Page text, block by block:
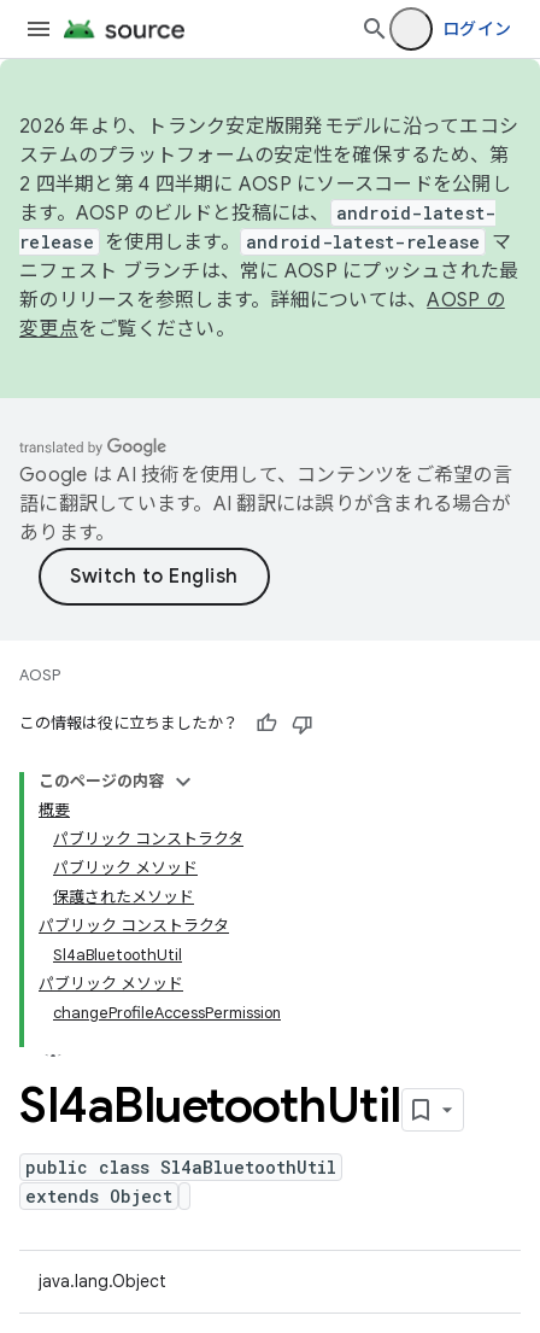
ログイン
2026 年より、トランク安定版開発モデルに沿ってエコシ
ステムのプラットフォームの安定性を確保するため、第
2 四半期と第 4 四半期に AOSP にソースコードを公開し
ます。AOSP のビルドと投稿には、
android-latest-
release
を使用します。 android-latest-release
マ
ニフェスト ブランチは、常に AOSP にプッシュされた最
新のリリースを参照します。詳細については、AOSP の
変更点をご覧ください。
Google は AI 技術を使用して、コンテンツをご希望の言
語に翻訳しています。AI 翻訳には誤りが含まれる場合が
あります。
AOSP
この情報は役に立ちましたか？
このページの内容
概要
パブリック コンストラクタ
パブリック メソッド
保護されたメソッド
パブリック コンストラクタ
Sl4aBluetoothUtil
パブリック メソッド
changeProfileAccessPermission
Sl4aBluetoothUtil
public class Sl4aBluetoothUtil
extends Object
java.lang.Object